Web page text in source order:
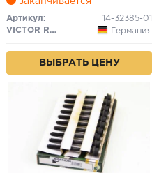
Артикул:
14-32385-01
VICTOR REINZ
Германия
ВЫБРАТЬ ЦЕНУ